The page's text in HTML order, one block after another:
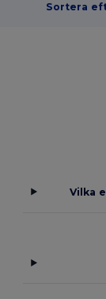
Sortera
Vilka